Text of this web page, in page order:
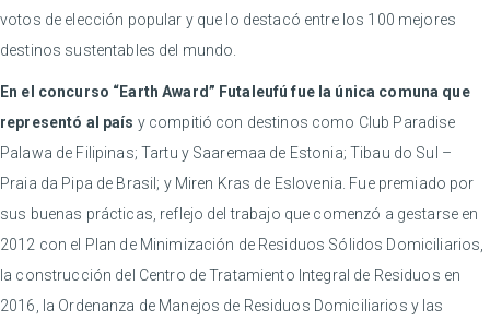
votos de elección popular y que lo destacó entre los 100 mejores
destinos sustentables del mundo.
En el concurso “Earth Award” Futaleufú fue la única comuna que
representó al país y compitió con destinos como Club Paradise
Palawa de Filipinas; Tartu y Saaremaa de Estonia; Tibau do Sul –
Praia da Pipa de Brasil; y Miren Kras de Eslovenia. Fue premiado por
sus buenas prácticas, reflejo del trabajo que comenzó a gestarse en
2012 con el Plan de Minimización de Residuos Sólidos Domiciliarios,
la construcción del Centro de Tratamiento Integral de Residuos en
2016, la Ordenanza de Manejos de Residuos Domiciliarios y las